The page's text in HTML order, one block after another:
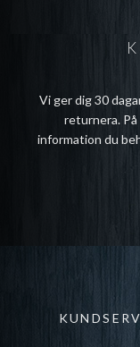
Vi ger dig 30
returnera.
information du